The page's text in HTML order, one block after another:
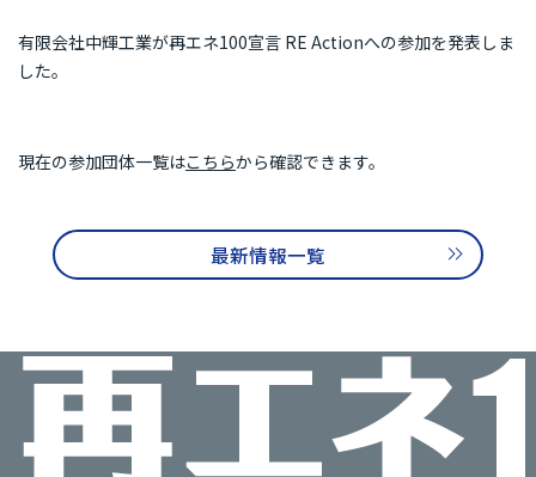
再エネ100宣言 RE Action の最新情報
参加団体の最新情報
参加団体の方へのお知らせ
補助金などのお知らせ
有限会社中輝工業が再エネ100宣言 RE Actionへの参加を発表しま
した。
現在の参加団体一覧はこちらから確認できます。
最新情報一覧